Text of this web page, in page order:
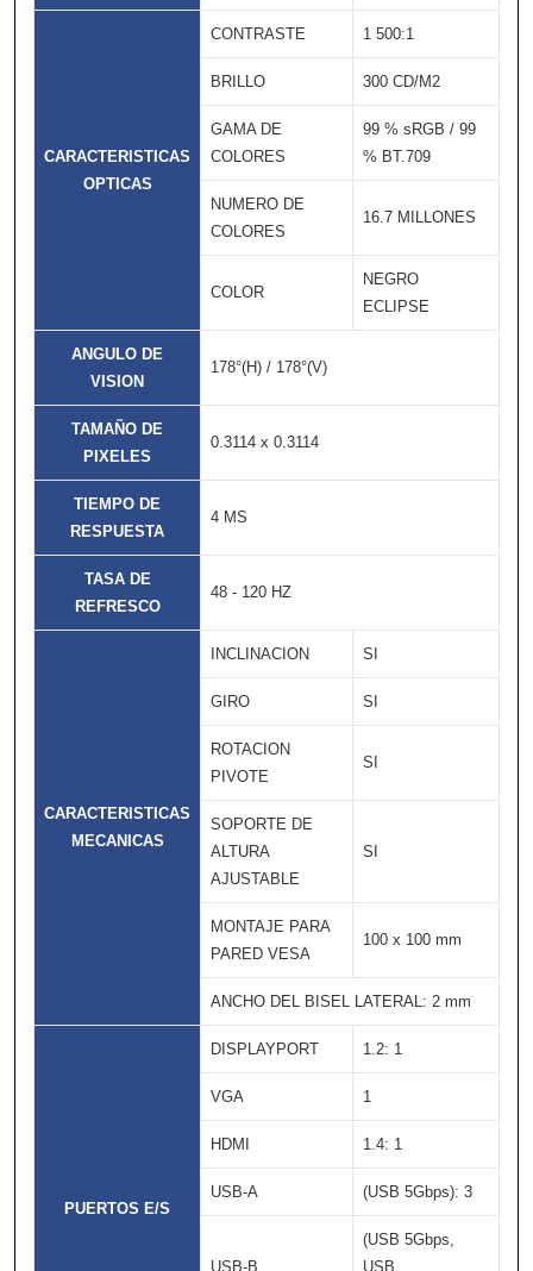
CARACTERISTICAS
OPTICAS
CONTRASTE 1 500:1
BRILLO 300 CD/M2
GAMA DE
COLORES
99 % sRGB / 99
% BT.709
NUMERO DE
COLORES
16.7 MILLONES
COLOR
NEGRO
ECLIPSE
ANGULO DE
VISION
178°(H) / 178°(V)
TAMAÑO DE
PIXELES
0.3114 x 0.3114
TIEMPO DE
RESPUESTA
4 MS
TASA DE
REFRESCO
48 - 120 HZ
CARACTERISTICAS
MECANICAS
INCLINACION SI
GIRO SI
ROTACION
PIVOTE
SI
SOPORTE DE
ALTURA
AJUSTABLE
SI
MONTAJE PARA
PARED VESA
100 x 100 mm
ANCHO DEL BISEL LATERAL: 2 mm
PUERTOS E/S
DISPLAYPORT 1.2: 1
VGA 1
HDMI 1.4: 1
USB-A (USB 5Gbps): 3
USB-B
(USB 5Gbps,
USB